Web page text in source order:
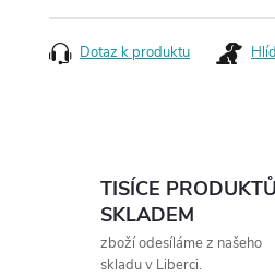
cena:
Dotaz k produktu
TISÍCE
SKLADEM
zboží odesíláme z našeho
skladu v Liberci.